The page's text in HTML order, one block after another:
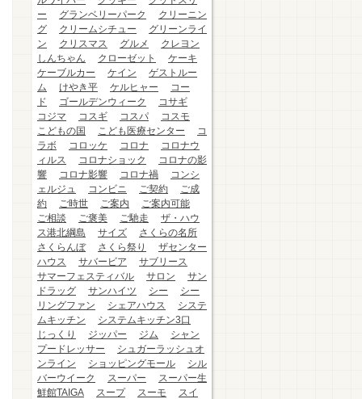
ー
グランベリーパーク
クリーニン
グ
クリームシチュー
グリーンライ
ン
クリスマス グルメ
クレヨン
しんちゃん
クローゼット
ケーキ
ケーブルカー
ケイン
ゲストルー
ム
けやき平 ケルヒャー
コー
ド
ゴールデンウィーク
コサギ
コジマ
コスギ コスパ
コスモ
こどもの国
こども医療センター
コ
ラボ
コロッケ コロナ
コロナウ
ィルス
コロナショック
コロナの影
響
コロナ影響 コロナ禍
コンシ
ェルジュ
コンビニ ご契約
ご成
約
ご時世 ご案内
ご案内可能
ご相談
ご褒美 ご馳走
ザ・ハウ
ス港北綱島
サイズ
さくらの名所
さくらんぼ
さくら祭り
ザセンター
ハウス
サバービア
サブリース
サマーフェスティバル
サロン
サン
ドラッグ
サンハイツ シー
シー
リングファン
シェアハウス
システ
ムキッチン
システムキッチン3口
じっくり
ジッパー ジム
シャン
プードレッサー
シュガーラッシュオ
ンライン
ショッピングモール
シル
バーウイーク
スーパー
スーパー生
鮮館TAIGA
スープ スーモ
スイ